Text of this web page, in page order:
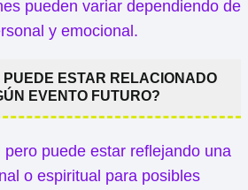
pueden variar dependiendo de
y emocional.
ESTAR RELACIONADO
EVENTO FUTURO?
puede estar reflejando una
o espiritual para posibles